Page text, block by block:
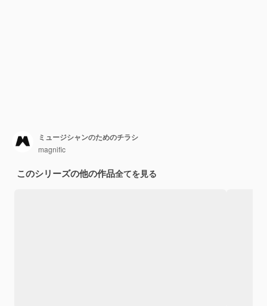
ミュージシャンのためのチラシ
magnific
このシリーズの他の作品全てを見る